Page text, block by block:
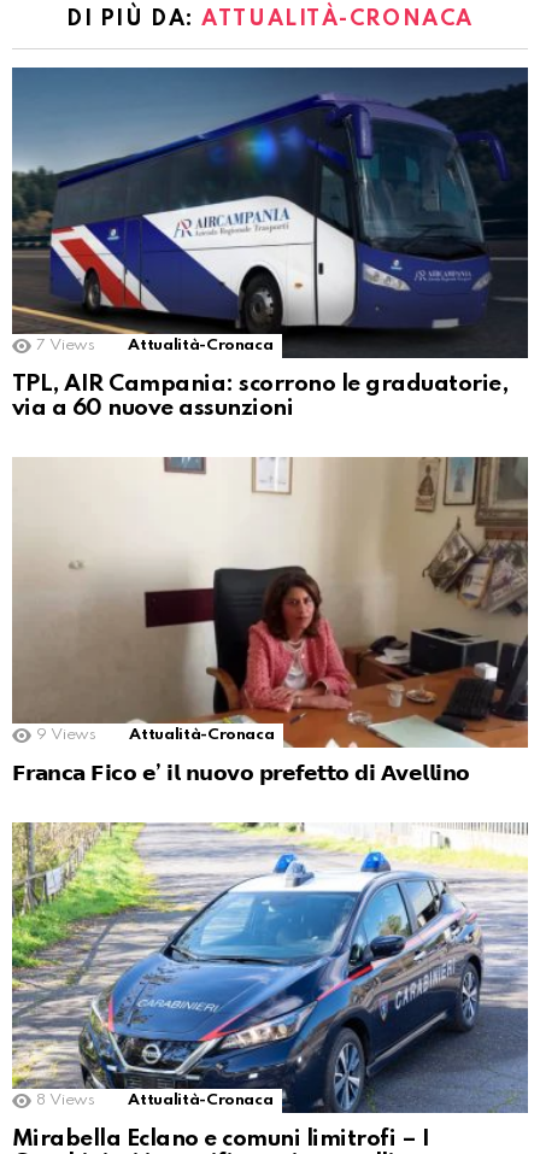
DI PIÙ DA:ATTUALITÀ-CRONACA
7 Views Attualità-Cronaca
TPL, AIR Campania: scorrono le graduatorie,
via a 60 nuove assunzioni
9 Views Attualità-Cronaca
𝗙𝗿𝗮𝗻𝗰𝗮 𝗙𝗶𝗰𝗼 𝗲’ 𝗶𝗹 𝗻𝘂𝗼𝘃𝗼 𝗽𝗿𝗲𝗳𝗲𝘁𝘁𝗼 𝗱𝗶 𝗔𝘃𝗲𝗹𝗹𝗶𝗻𝗼
8 Views Attualità-Cronaca
Mirabella Eclano e comuni limitrofi – I